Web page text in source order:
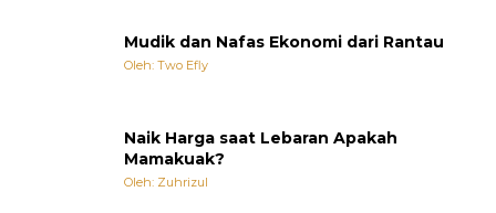
Mudik dan Nafas Ekonomi dari Rantau
Oleh: Two Efly
Naik Harga saat Lebaran Apakah
Mamakuak?
Oleh: Zuhrizul